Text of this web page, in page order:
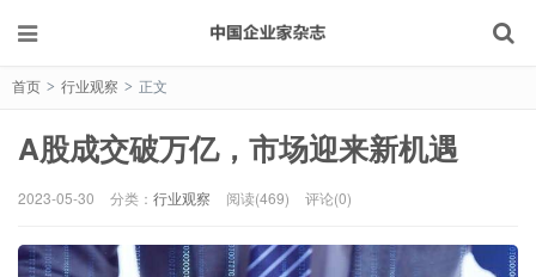
首页 > 行业观察 > 正文
A股成交破万亿，市场迎来新机遇
2023-05-30 分类： 行业观察 阅读(469) 评论(0)